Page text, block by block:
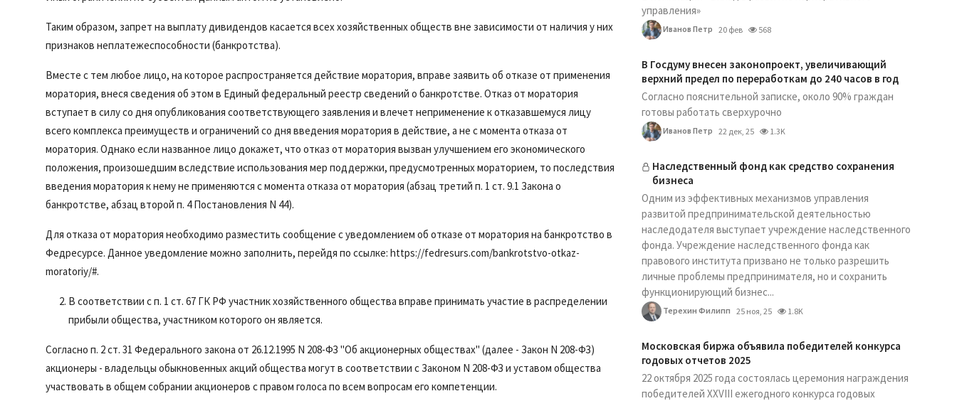
Таким образом, запрет на выплату дивидендов касается всех хозяйственных обществ вне зависимости от наличия у них
признаков неплатежеспособности (банкротства).
Вместе с тем любое лицо, на которое распространяется действие моратория, вправе заявить об отказе от применения
моратория, внеся сведения об этом в Единый федеральный реестр сведений о банкротстве. Отказ от моратория
вступает в силу со дня опубликования соответствующего заявления и влечет неприменение к отказавшемуся лицу
всего комплекса преимуществ и ограничений со дня введения моратория в действие, а не с момента отказа от
моратория. Однако если названное лицо докажет, что отказ от моратория вызван улучшением его экономического
положения, произошедшим вследствие использования мер поддержки, предусмотренных мораторием, то последствия
введения моратория к нему не применяются с момента отказа от моратория (абзац третий п. 1 ст. 9.1 Закона о
банкротстве, абзац второй п. 4Постановления N 44).
Для отказа от моратория необходимо разместить сообщение с уведомлением об отказе от моратория на банкротство в
Федресурсе. Данное уведомление можно заполнить, перейдя по ссылке: https://fedresurs.com/bankrotstvo-otkaz-
moratoriy/#.
В соответствии сп. 1 ст. 67 ГК РФ участник хозяйственного общества вправе принимать участие в распределении
прибыли общества, участником которого он является.
Согласно п. 2 ст. 31 Федерального закона от 26.12.1995 N 208-ФЗ "Об акционерных обществах" (далее - Закон N 208-ФЗ)
акционеры - владельцы обыкновенных акций общества могут в соответствии с Законом N 208-ФЗ и уставом общества
участвовать в общем собрании акционеров с правом голоса по всем вопросам его компетенции.
управления»
Иванов Петр 20 фев 568
В Госдуму внесен законопроект, увеличивающий
верхний предел по переработкам до 240 часов в год
Согласно пояснительной записке, около 90% граждан
готовы работать сверхурочно
Иванов Петр 22 дек, 25 1.3K
Наследственный фонд как средство сохранения
бизнеса
Одним из эффективных механизмов управления
развитой предпринимательской деятельностью
наследодателя выступает учреждение наследственного
фонда. Учреждение наследственного фонда как
правового института призвано не только разрешить
личные проблемы предпринимателя, но и сохранить
функционирующий бизнес...
Терехин Филипп 25 ноя, 25 1.8K
Московская биржа объявила победителей конкурса
годовых отчетов 2025
22 октября 2025 года состоялась церемония награждения
победителей XXVIII ежегодного конкурса годовых